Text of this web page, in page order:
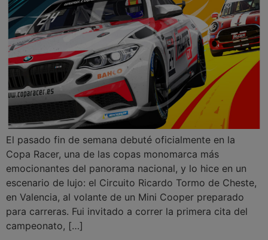
El pasado fin de semana debuté oficialmente en la
Copa Racer, una de las copas monomarca más
emocionantes del panorama nacional, y lo hice en un
escenario de lujo: el Circuito Ricardo Tormo de Cheste,
en Valencia, al volante de un Mini Cooper preparado
para carreras. Fui invitado a correr la primera cita del
campeonato, […]